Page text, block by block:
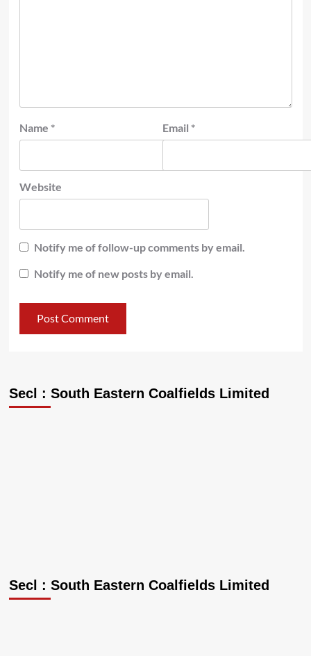
Name * Email *
Website
Notify me of follow-up comments by email.
Notify me of new posts by email.
Secl : South Eastern Coalfields Limited
Secl : South Eastern Coalfields Limited